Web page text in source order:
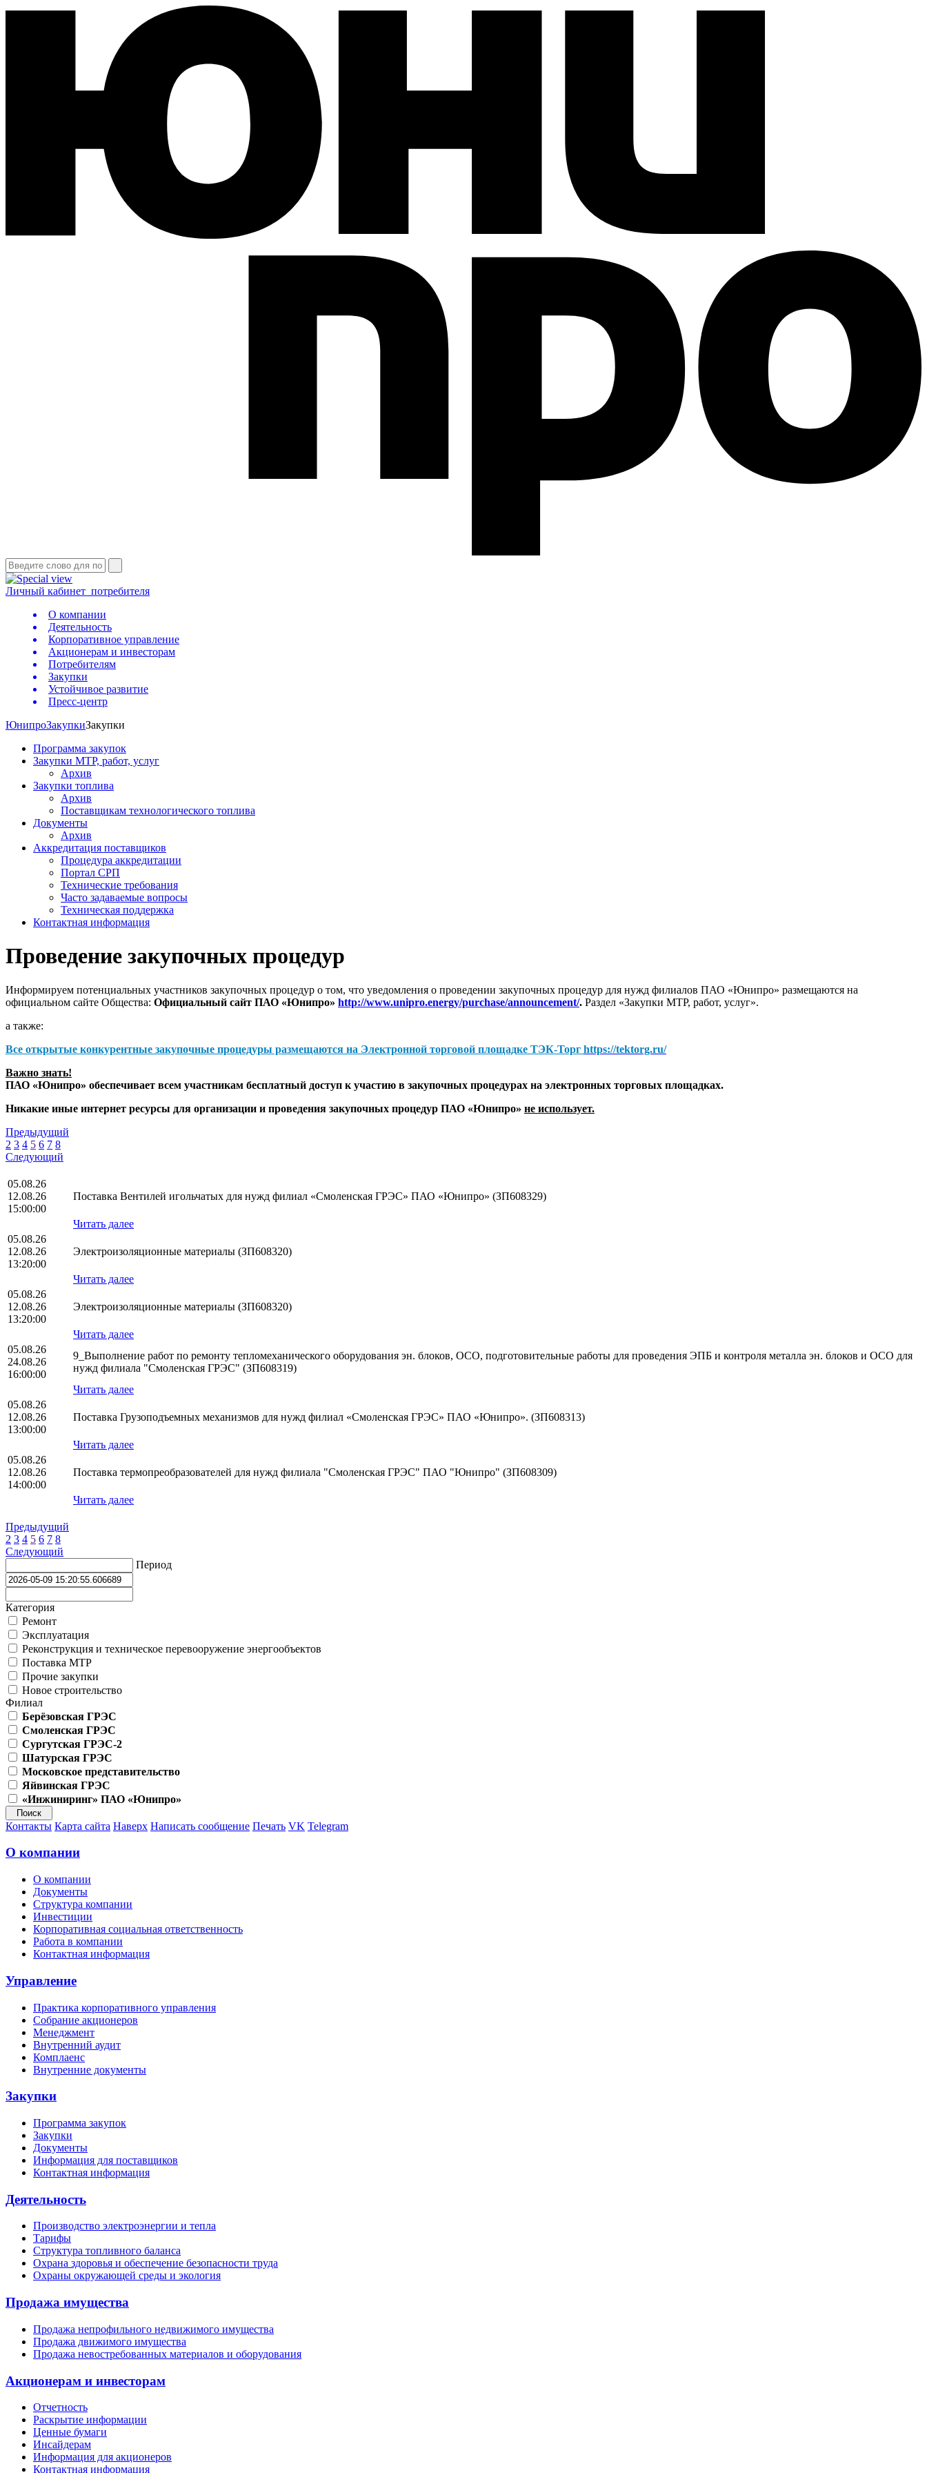
Личный кабинет потребителя
О компании
Деятельность
Корпоративное управление
Акционерам и инвесторам
Потребителям
Закупки
Устойчивое развитие
Пресс-центр
ЮнипроЗакупкиЗакупки
Программа закупок
Закупки МТР, работ, услуг
Архив
Закупки топлива
Архив
Поставщикам технологического топлива
Документы
Архив
Аккредитация поставщиков
Процедура аккредитации
Портал СРП
Технические требования
Часто задаваемые вопросы
Техническая поддержка
Контактная информация
Проведение закупочных процедур
Информируем потенциальных участников закупочных процедур о том, что уведомления о проведении закупочных процедур для нужд филиалов ПАО «Юнипро» размещаются на
официальном сайте Общества: Официальный сайт ПАО «Юнипро» http://www.unipro.energy/purchase/announcement/. Раздел «Закупки МТР, работ, услуг».
а также:
Все открытые конкурентные закупочные процедуры размещаются на Электронной торговой площадке ТЭК-Торг https://tektorg.ru/
Важно знать!
ПАО «Юнипро» обеспечивает всем участникам бесплатный доступ к участию в закупочных процедурах на электронных торговых площадках.
Никакие иные интернет ресурсы для организации и проведения закупочных процедур ПАО «Юнипро» не использует.
Предыдущий
2 3 4 5 6 7 8
Следующий
05.08.26
12.08.26
15:00:00
Поставка Вентилей игольчатых для нужд филиал «Смоленская ГРЭС» ПАО «Юнипро» (ЗП608329)
Читать далее
05.08.26
12.08.26
13:20:00
Электроизоляционные материалы (ЗП608320)
Читать далее
05.08.26
12.08.26
13:20:00
Электроизоляционные материалы (ЗП608320)
Читать далее
05.08.26
24.08.26
16:00:00
9_Выполнение работ по ремонту тепломеханического оборудования эн. блоков, ОСО, подготовительные работы для проведения ЭПБ и контроля металла эн. блоков и ОСО для
нужд филиала "Смоленская ГРЭС" (ЗП608319)
Читать далее
05.08.26
12.08.26
13:00:00
Поставка Грузоподъемных механизмов для нужд филиал «Смоленская ГРЭС» ПАО «Юнипро». (ЗП608313)
Читать далее
05.08.26
12.08.26
14:00:00
Поставка термопреобразователей для нужд филиала "Смоленская ГРЭС" ПАО "Юнипро" (ЗП608309)
Читать далее
Предыдущий
2 3 4 5 6 7 8
Следующий
Период
Категория
Ремонт
Эксплуатация
Реконструкция и техническое перевооружение энергообъектов
Поставка МТР
Прочие закупки
Новое строительство
Филиал
Берёзовская ГРЭС
Смоленская ГРЭС
Сургутская ГРЭС-2
Шатурская ГРЭС
Московское представительство
Яйвинская ГРЭС
«Инжиниринг» ПАО «Юнипро»
Контакты Карта сайта Наверх Написать сообщение Печать VK Telegram
О компании
О компании
Документы
Структура компании
Инвестиции
Корпоративная социальная ответственность
Работа в компании
Контактная информация
Управление
Практика корпоративного управления
Собрание акционеров
Менеджмент
Внутренний аудит
Комплаенс
Внутренние документы
Закупки
Программа закупок
Закупки
Документы
Информация для поставщиков
Контактная информация
Деятельность
Производство электроэнергии и тепла
Тарифы
Структура топливного баланса
Охрана здоровья и обеспечение безопасности труда
Охраны окружающей среды и экология
Продажа имущества
Продажа непрофильного недвижимого имущества
Продажа движимого имущества
Продажа невостребованных материалов и оборудования
Акционерам и инвесторам
Отчетность
Раскрытие информации
Ценные бумаги
Инсайдерам
Информация для акционеров
Контактная информация